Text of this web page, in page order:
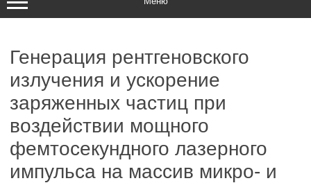
Генерация рентгеновского
излучения и ускорение
заряженных частиц при
воздействии мощного
фемтосекундного лазерного
импульса на массив микро- и